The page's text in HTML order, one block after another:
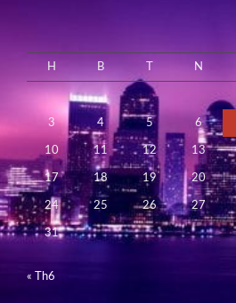
H B N
3 4 5 6
10 11 12 13
17 18 19 20
24 25 26 27
31
« Th6